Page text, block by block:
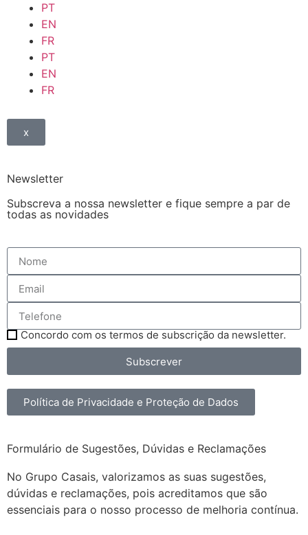
PT
EN
FR
PT
EN
FR
x
Newsletter
Subscreva a nossa newsletter e fique sempre a par de
todas as novidades
Concordo com os termos de subscrição da newsletter.
Subscrever
Política de Privacidade e Proteção de Dados
Formulário de Sugestões, Dúvidas e Reclamações
No Grupo Casais, valorizamos as suas sugestões,
dúvidas e reclamações, pois acreditamos que são
essenciais para o nosso processo de melhoria contínua.